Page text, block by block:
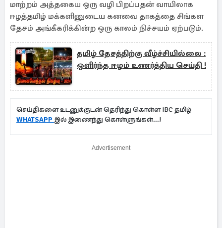
மாற்றம் அத்தகைய ஒரு வழி பிறப்பதன் வாயிலாக
ஈழத்தமிழ் மக்களினுடைய கனவை தாகத்தை சிங்கள
தேசம் அங்கீகரிக்கின்ற ஒரு காலம் நிச்சயம் ஏற்படும்.
தமிழ் தேசத்திற்கு வீழ்ச்சியில்லை :
ஒளிர்ந்த ஈழம் உணர்த்திய செய்தி !
செய்திகளை உடனுக்குடன் தெரிந்து கொள்ள IBC தமிழ்
WHATSAPP இல் இணைந்து கொள்ளுங்கள்...!
Advertisement